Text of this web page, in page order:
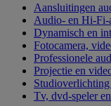
Aansluitingen
Audio- en Hi-Fi-
Dynamisch en
Fotocamera,
Professionele
Projectie en
Studioverlichting
Tv, dvd-speler